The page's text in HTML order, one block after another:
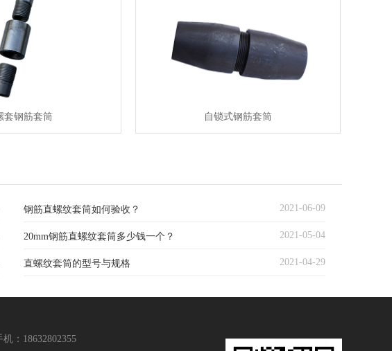
套钢筋套筒 自锁式钢筋套筒
2021-06-09
钢筋直螺纹套筒如何验收？
2021-05-04
20mm钢筋直螺纹套筒多少钱一个？
2021-04-29
直螺纹套筒的型号与规格
机：18632802355